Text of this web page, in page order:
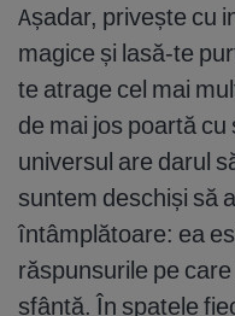
Așadar, privește cu
magice și lasă-te
te atrage cel mai
de mai jos poartă
universul are darul
suntem deschiși să
întâmplătoare: ea
răspunsurile pe
sfântă. În spatele